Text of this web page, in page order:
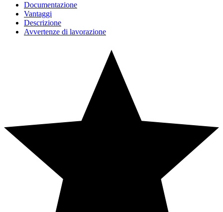
Documentazione
Vantaggi
Descrizione
Avvertenze di lavorazione